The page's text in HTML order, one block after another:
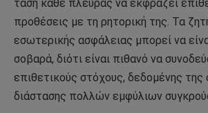
τάση κάθε πλευράς να εκφράζει
προθέσεις με τη ρητορική της. Τα
εσωτερικής ασφάλειας μπορεί να
σοβαρά, διότι είναι πιθανό να
επιθετικούς στόχους, δεδομένης της
διάστασης πολλών εμφύλιων